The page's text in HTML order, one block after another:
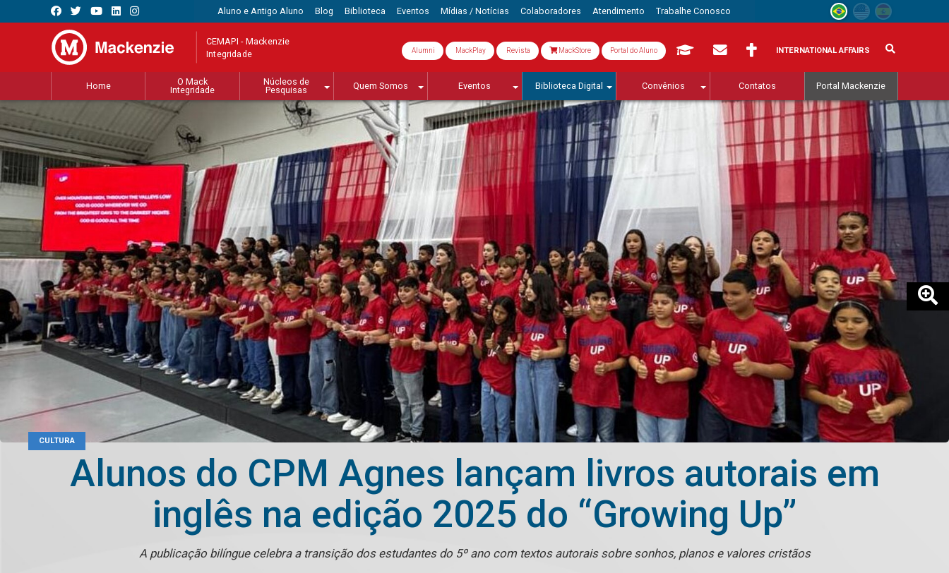
Aluno e Antigo Aluno Blog Biblioteca Eventos Mídias / Notícias Colaboradores Atendimento Trabalhe Conosco
CEMAPI - Mackenzie
Integridade Alumni MackPlay Revista MackStore Portal do Aluno INTERNATIONAL AFFAIRS
Home
O Mack
Integridade
Núcleos de
Pesquisas
Quem Somos Eventos Biblioteca Digital Convênios Contatos Portal Mackenzie
CULTURA
Alunos do CPM Agnes lançam livros autorais em
inglês na edição 2025 do “Growing Up”
A publicação bilíngue celebra a transição dos estudantes do 5º ano com textos autorais sobre sonhos, planos e valores cristãos